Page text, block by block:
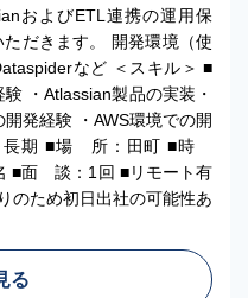
およびETL連携の運用保
だきます。 開発環境（使
など ＜スキル＞ ■
・Atlassian製品の実装・
発経験 ・AWS環境での開
長期 ■場 所：田町 ■時
■面 談：1回 ■リモート有
のため初日出社の可能性あ
る